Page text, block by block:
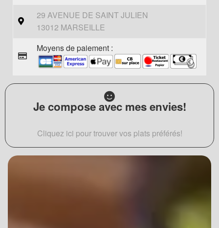
29 AVENUE DE SAINT JULIEN
13012 MARSEILLE
Moyens de paiement :
Je compose avec mes envies!
Cliquez ici pour trouver vos plats préférés!